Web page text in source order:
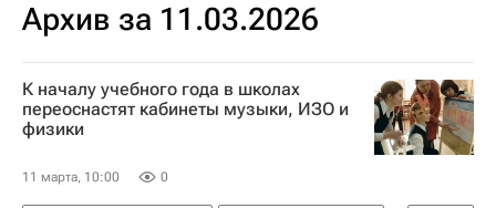
Архив за 11.03.2026
К началу учебного года в школах
переоснастят кабинеты музыки, ИЗО и
физики
11 марта, 10:00 0